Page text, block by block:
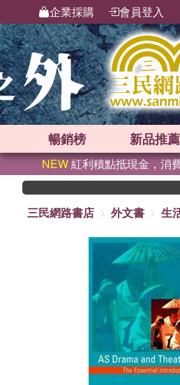
企業採購 會員登入
暢銷榜 新品推薦
NEW紅利積點抵現金，消
三民網路書店
外文書 生